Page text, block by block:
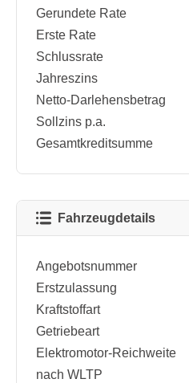
Gerundete Rate
Erste Rate
Schlussrate
Jahreszins
Netto-Darlehensbetrag
Sollzins p.a.
Gesamtkreditsumme
Fahrzeugdetails
Angebotsnummer
Erstzulassung
Kraftstoffart
Getriebeart
Elektromotor-Reichweite
nach WLTP